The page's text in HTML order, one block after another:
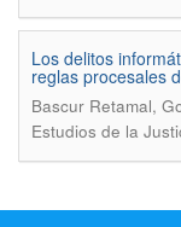
Los delitos
reglas procesales
Bascur Retamal,
Estudios de la